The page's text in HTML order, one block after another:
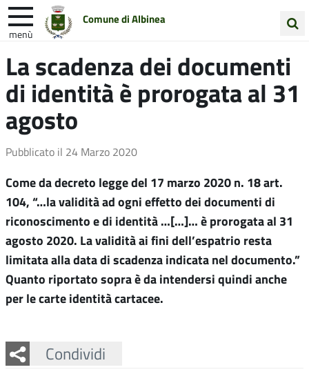
Comune di Albinea
menù
nel
sito
Entra in Comune Vivi Albinea
Unione Colline Matildiche
La scadenza dei documenti
di identità è prorogata al 31
agosto
Pubblicato il 24 Marzo 2020
Come da decreto legge del 17 marzo 2020 n. 18 art.
104, “…la validità ad ogni effetto dei documenti di
riconoscimento e di identità …[…]… è prorogata al 31
agosto 2020. La validità ai fini dell’espatrio resta
limitata alla data di scadenza indicata nel documento.”
Quanto riportato sopra è da intendersi quindi anche
per le carte identità cartacee.
Condividi
Facebook
Twitter
Whatsapp